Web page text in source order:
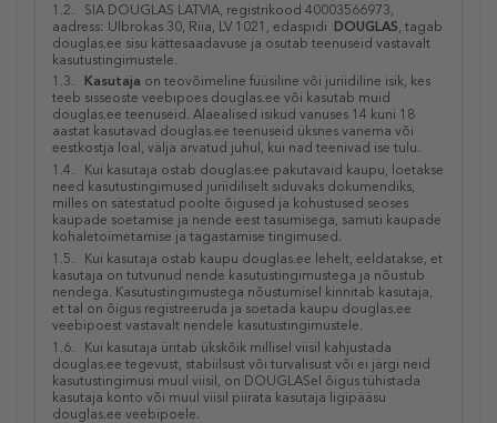
1.2. SIA DOUGLAS LATVIA, registrikood 40003566973,
aadress: Ulbrokas 30, Riia, LV 1021, edaspidi DOUGLAS , tagab
douglas.ee sisu kättesaadavuse ja osutab teenuseid vastavalt
kasutustingimustele.
1.3.
Kasutaja on teovõimeline füüsiline või juriidiline isik, kes
teeb sisseoste veebipoes douglas.ee või kasutab muid
douglas.ee teenuseid. Alaealised isikud vanuses 14 kuni 18
aastat kasutavad douglas.ee teenuseid üksnes vanema või
eestkostja loal, välja arvatud juhul, kui nad teenivad ise tulu.
1.4. Kui kasutaja ostab douglas.ee pakutavaid kaupu, loetakse
need kasutustingimused juriidiliselt siduvaks dokumendiks,
milles on sätestatud poolte õigused ja kohustused seoses
kaupade soetamise ja nende eest tasumisega, samuti kaupade
kohaletoimetamise ja tagastamise tingimused.
1.5. Kui kasutaja ostab kaupu douglas.ee lehelt, eeldatakse, et
kasutaja on tutvunud nende kasutustingimustega ja nõustub
nendega. Kasutustingimustega nõustumisel kinnitab kasutaja,
et tal on õigus registreeruda ja soetada kaupu douglas.ee
veebipoest vastavalt nendele kasutustingimustele.
1.6. Kui kasutaja üritab ükskõik millisel viisil kahjustada
douglas.ee tegevust, stabiilsust või turvalisust või ei järgi neid
kasutustingimusi muul viisil, on DOUGLASel õigus tühistada
kasutaja konto või muul viisil piirata kasutaja ligipääsu
douglas.ee veebipoele.